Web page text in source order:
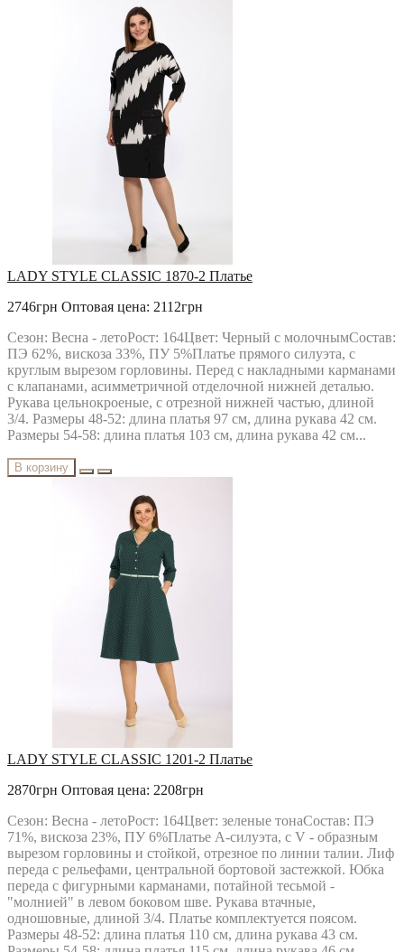
LADY STYLE CLASSIC 1870-2 Платье
2746грн Оптовая цена: 2112грн
Сезон: Весна - летоРост: 164Цвет: Черный с молочнымСостав:
ПЭ 62%, вискоза 33%, ПУ 5%Платье прямого силуэта, с
круглым вырезом горловины. Перед с накладными карманами
с клапанами, асимметричной отделочной нижней деталью.
Рукава цельнокроеные, с отрезной нижней частью, длиной
3/4. Размеры 48-52: длина платья 97 см, длина рукава 42 см.
Размеры 54-58: длина платья 103 см, длина рукава 42 см...
В корзину
LADY STYLE CLASSIC 1201-2 Платье
2870грн Оптовая цена: 2208грн
Сезон: Весна - летоРост: 164Цвет: зеленые тонаСостав: ПЭ
71%, вискоза 23%, ПУ 6%Платье А-силуэта, с V - образным
вырезом горловины и стойкой, отрезное по линии талии. Лиф
переда с рельефами, центральной бортовой застежкой. Юбка
переда с фигурными карманами, потайной тесьмой -
"молнией" в левом боковом шве. Рукава втачные,
одношовные, длиной 3/4. Платье комплектуется поясом.
Размеры 48-52: длина платья 110 см, длина рукава 43 см.